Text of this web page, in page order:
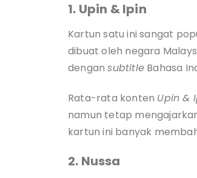
1. Upin & Ipin
Kartun satu ini sangat
dibuat oleh negara
dengansubtitle Bahasa
Rata-rata konten Upin &
namun tetap
kartun ini banyak
2. Nussa